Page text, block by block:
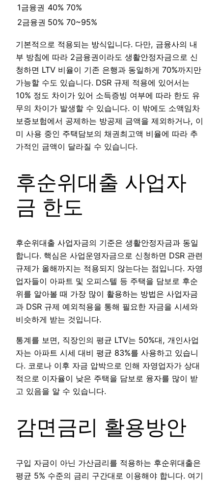
1금융권 40% 70%
2금융권 50% 70~95%
기본적으로 적용되는 방식입니다. 다만, 금융사의 내
부 방침에 따라 2금융권이라도 생활안정자금으로 신
청하면 LTV 비율이 기존 은행과 동일하게 70%까지만
가능할 수도 있습니다. DSR 규제 적용에 있어서는
10% 정도 차이가 있어 소득증빙 여부에 따라 한도 유
무의 차이가 발생할 수 있습니다. 이 밖에도 소액임차
보증보험에서 공제하는 방공제 금액을 제외하거나, 이
미 사용 중인 주택담보의 채권최고액 비율에 따라 추
가적인 금액이 달라질 수 있습니다.
후순위대출 사업자
금 한도
후순위대출 사업자금의 기준은 생활안정자금과 동일
합니다. 핵심은 사업운영자금으로 신청하면 DSR 관련
규제가 올해까지는 적용되지 않는다는 점입니다. 자영
업자들이 아파트 및 오피스텔 등 주택을 담보로 후순
위를 알아볼 때 가장 많이 활용하는 방법은 사업자금
과 DSR 규제 예외적용을 통해 필요한 자금을 시세와
비슷하게 받는 것입니다.
통계를 보면, 직장인의 평균 LTV는 50%대, 개인사업
자는 아파트 시세 대비 평균 83%를 사용하고 있습니
다. 코로나 이후 자금 압박으로 인해 자영업자가 상대
적으로 이자율이 낮은 주택을 담보로 융자를 많이 받
고 있음을 알 수 있습니다.
감면금리 활용방안
구입 자금이 아닌 가산금리를 적용하는 후순위대출은
평균 5% 수준의 금리 구간대로 이용해야 합니다. 여기